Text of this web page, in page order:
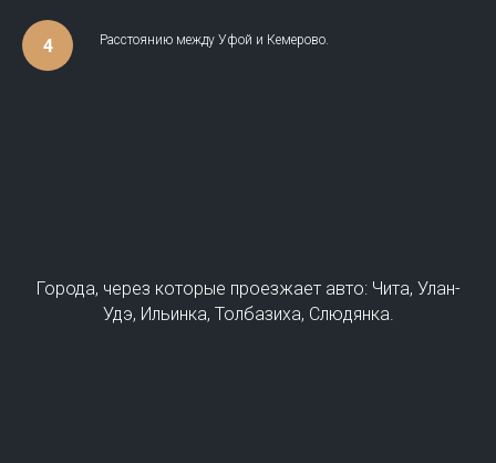
Расстоянию между Уфой и Кемерово.
Города, через которые проезжает авто: Чита, Улан-
Удэ, Ильинка, Толбазиха, Слюдянка.